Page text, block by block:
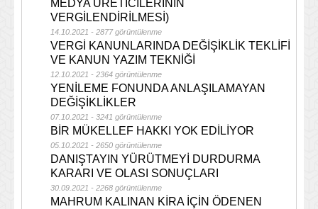
MEDYA ÜRETİCİLERİNİN
VERGİLENDİRİLMESİ)
14.10.2021 - 2877 görüntülenme
VERGİ KANUNLARINDA DEĞİŞİKLİK TEKLİFİ
VE KANUN YAZIM TEKNİĞİ
12.10.2021 - 2364 görüntülenme
YENİLEME FONUNDA ANLAŞILAMAYAN
DEĞİŞİKLİKLER
07.10.2021 - 3241 görüntülenme
BİR MÜKELLEF HAKKI YOK EDİLİYOR
05.10.2021 - 2650 görüntülenme
DANIŞTAYIN YÜRÜTMEYİ DURDURMA
KARARI VE OLASI SONUÇLARI
30.09.2021 - 2268 görüntülenme
MAHRUM KALINAN KİRA İÇİN ÖDENEN